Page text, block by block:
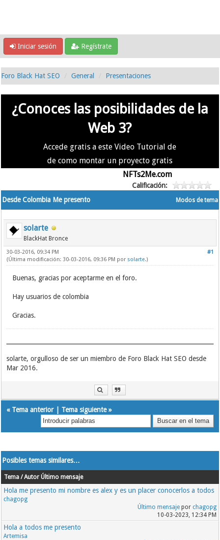
Iniciar sesión Regístrate
Foro Black Hat SEO General Presentaciones
¿Conoces las posibilidades de la
Web 3?
Accede gratis a este Video Tutorial de
de como montar un proyecto gratis
NFTs2Me.com
Calificación:
Modos de tema
Desde Colombia Me presento
solarte
BlackHat Bronce
#1
30-03-2016, 09:34 PM
(Última modificación: 30-03-2016, 09:36 PM por solarte.)
Buenas, gracias por aceptarme en el foro.
Hay usuarios de colombia
Gracias.
solarte, orgulloso de ser un miembro de Foro Black Hat SEO desde
Mar 2016.
« Tema anterior| Tema siguiente»
Posibles temas similares…
Tema / Autor Último mensaje
Hola me presento mi nombre es alex y es un placer conocerlos a todos
chagopg
Último mensajepor chagopg
10-03-2023, 12:34 PM
Hola a todos me presento
Artemisa